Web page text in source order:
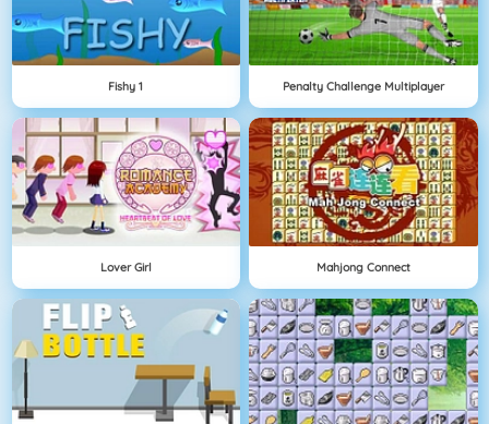
Fishy 1 Penalty Challenge Multiplayer
Lover Girl Mahjong Connect